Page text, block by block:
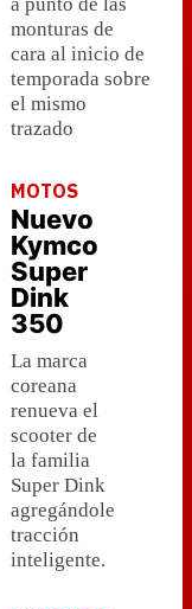
monturas de
cara al inicio de
temporada sobre
el mismo
trazado
MOTOS
Nuevo
Kymco
Super
Dink
350
La marca
coreana
renueva el
scooter de
la familia
Super Dink
agregándole
tracción
inteligente.